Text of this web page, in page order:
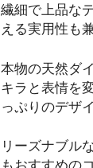
繊細で上品な
える実用性も
本物の天然ダ
キラと表情を
っぷりのデザ
リーズナブル